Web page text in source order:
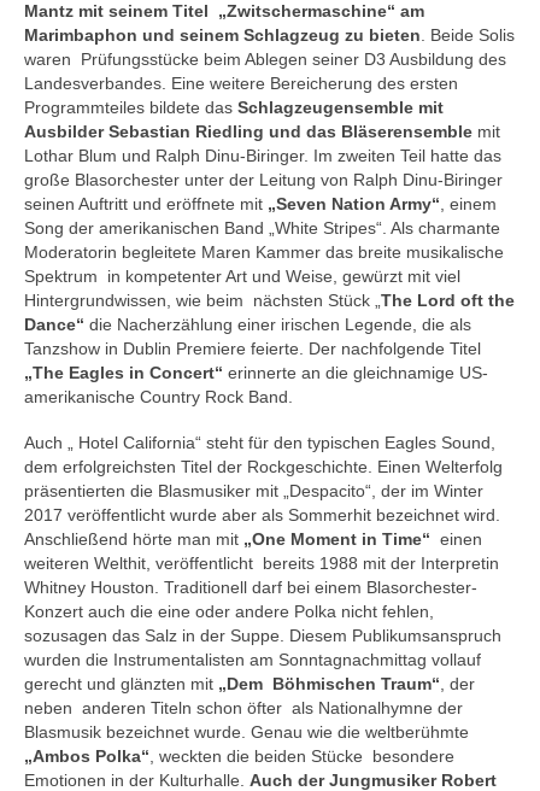
Mantz mit seinem Titel „Zwitschermaschine“ am
Marimbaphon und seinem Schlagzeug zu bieten . Beide Solis
waren Prüfungsstücke beim Ablegen seiner D3 Ausbildung des
Landesverbandes. Eine weitere Bereicherung des ersten
Programmteiles bildete das Schlagzeugensemble mit
Ausbilder Sebastian Riedling und das Bläserensemble mit
Lothar Blum und Ralph Dinu-Biringer. Im zweiten Teil hatte das
große Blasorchester unter der Leitung von Ralph Dinu-Biringer
seinen Auftritt und eröffnete mit „Seven Nation Army“ , einem
Song der amerikanischen Band „White Stripes“. Als charmante
Moderatorin begleitete Maren Kammer das breite musikalische
Spektrum in kompetenter Art und Weise, gewürzt mit viel
Hintergrundwissen, wie beim nächsten Stück „ The Lord oft the
Dance“ die Nacherzählung einer irischen Legende, die als
Tanzshow in Dublin Premiere feierte. Der nachfolgende Titel
„The Eagles in Concert“ erinnerte an die gleichnamige US-
amerikanische Country Rock Band.
Auch „ Hotel California“ steht für den typischen Eagles Sound,
dem erfolgreichsten Titel der Rockgeschichte. Einen Welterfolg
präsentierten die Blasmusiker mit „Despacito“, der im Winter
2017 veröffentlicht wurde aber als Sommerhit bezeichnet wird.
Anschließend hörte man mit „One Moment in Time“ einen
weiteren Welthit, veröffentlicht bereits 1988 mit der Interpretin
Whitney Houston. Traditionell darf bei einem Blasorchester-
Konzert auch die eine oder andere Polka nicht fehlen,
sozusagen das Salz in der Suppe. Diesem Publikumsanspruch
wurden die Instrumentalisten am Sonntagnachmittag vollauf
gerecht und glänzten mit „Dem Böhmischen Traum“ , der
neben anderen Titeln schon öfter als Nationalhymne der
Blasmusik bezeichnet wurde. Genau wie die weltberühmte
„Ambos Polka“ , weckten die beiden Stücke besondere
Emotionen in der Kulturhalle. Auch der Jungmusiker Robert